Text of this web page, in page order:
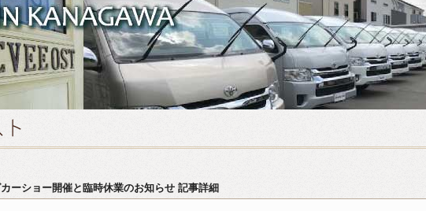
ーショー開催と臨時休業のお知らせ 記事詳細